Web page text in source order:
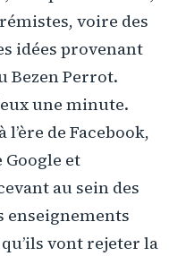
voire des
idées provenant
Bezen Perrot.
une minute.
de Facebook,
Google et
au sein des
enseignements
vont rejeter la